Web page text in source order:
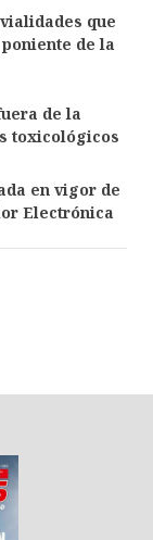
que
de la
de la
toxicológicos
en vigor de
Electrónica